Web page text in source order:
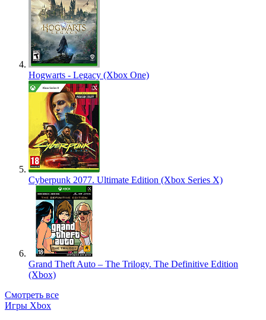
Hogwarts - Legacy (Xbox One)
Cyberpunk 2077. Ultimate Edition (Xbox Series X)
Grand Theft Auto – The Trilogy. The Definitive Edition
(Xbox)
Смотреть все
Игры Xbox